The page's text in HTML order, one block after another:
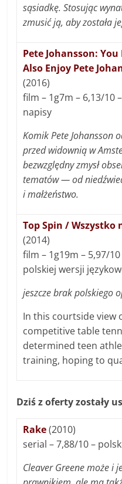
sąsiadkę. Stosując
zmusić ją, aby została
Pete Johansson:
Also Enjoy Pete
(2016)
film – 1g7m – 6,13/10
napisy
Komik Pete Johansson
przed widownią w
bezwzględny zmysł
tematów — od
i małżeństwo.
Top Spin / Wszystko
(2014)
film – 1g19m – 5,97/
polskiej wersji
jeszcze brak polskiego
In this courtside view
competitive table
determined teen
training, hoping to
Dziś z oferty zostały
Rake(2010)
serial – 7,88/10 –
Cleaver Greene może i